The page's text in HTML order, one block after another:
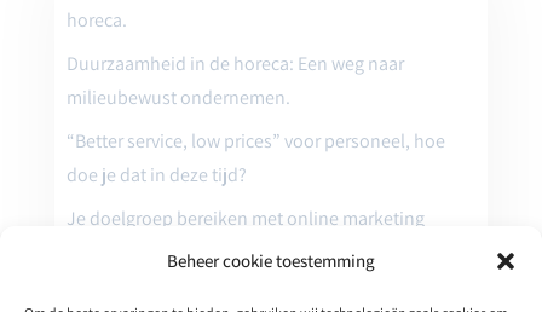
Beheer cookie toestemming
horeca.
Duurzaamheid in de horeca: Een weg naar
milieubewust ondernemen.
“Better service, low prices” voor personeel, hoe
doe je dat in deze tijd?
Je doelgroep bereiken met online marketing
Hoe online zichtbaar is jouw horeca zaak? Meer